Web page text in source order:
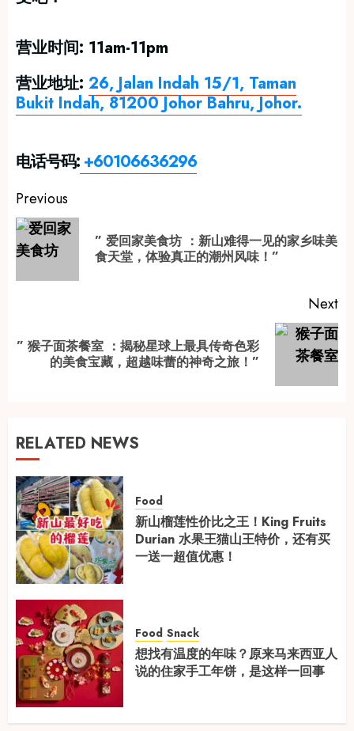
营业时间: 11am-11pm
营业地址: 26, Jalan Indah 15/1, Taman
Bukit Indah, 81200 Johor Bahru, Johor.
电话号码: +60106636296
Post
navigation
Previous
” 爱回家美食坊 ：新山难得一见的家乡味美
食天堂，体验真正的潮州风味！”
Next
Next
” 猴子面茶餐室 ：揭秘星球上最具传奇色彩
的美食宝藏，超越味蕾的神奇之旅！”
RELATED NEWS
Food
新山榴莲性价比之王！King Fruits
Durian 水果王猫山王特价，还有买
一送一超值优惠！
Food Snack
想找有温度的年味？原来马来西亚人
说的住家手工年饼，是这样一回事